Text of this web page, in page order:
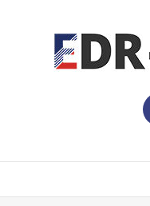
Dashcams